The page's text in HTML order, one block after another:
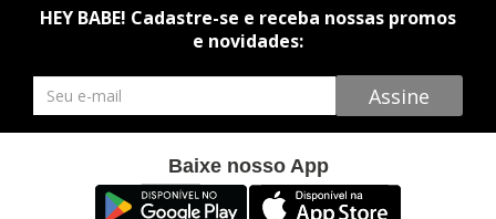
HEY BABE! Cadastre-se e receba nossas promos
e novidades:
Newsletter Assine
Baixe nosso App